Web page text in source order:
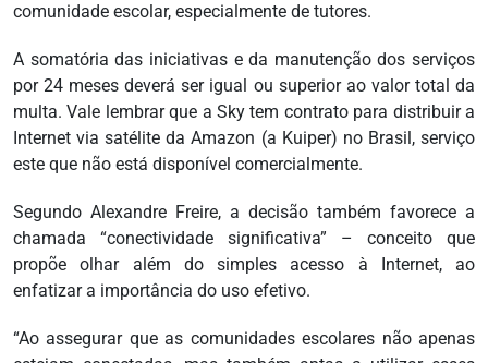
comunidade escolar, especialmente de tutores.
A somatória das iniciativas e da manutenção dos serviços
por 24 meses deverá ser igual ou superior ao valor total da
multa. Vale lembrar que a Sky tem contrato para distribuir a
Internet via satélite da Amazon (a Kuiper) no Brasil, serviço
este que não está disponível comercialmente.
Segundo Alexandre Freire, a decisão também favorece a
chamada “conectividade significativa” – conceito que
propõe olhar além do simples acesso à Internet, ao
enfatizar a importância do uso efetivo.
“Ao assegurar que as comunidades escolares não apenas